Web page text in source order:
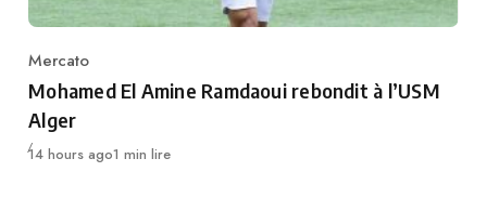
Category
Mercato
Mohamed El Amine Ramdaoui rebondit à l’USM
Alger
Publié
14 hours ago1 min lire